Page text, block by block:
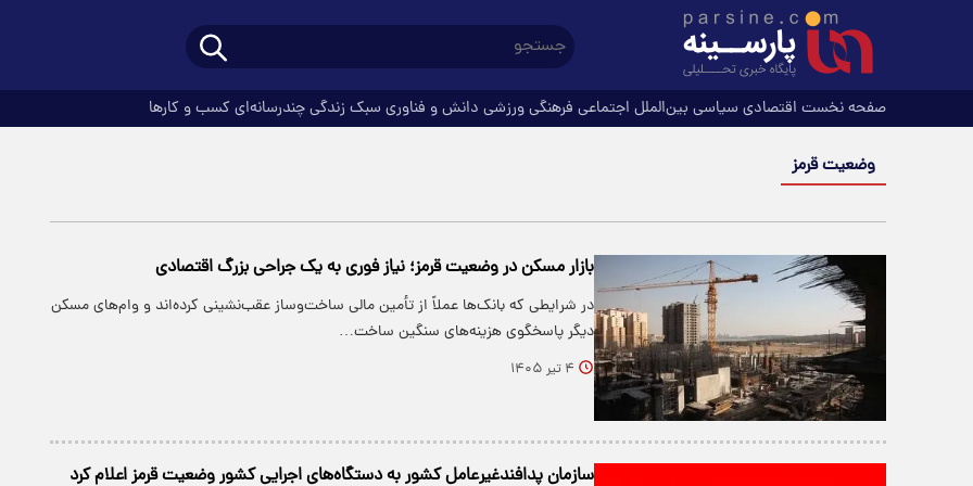
صفحه نخست اقتصادی سیاسی بین‌الملل اجتماعی فرهنگیورزشی دانش و فناوری سبک زندگیچندرسانه‌ای کسب و کارها
وضعیت قرمز
بازار مسکن در وضعیت قرمز؛ نیاز فوری به یک جراحی بزرگ اقتصادی
در شرایطی که بانک‌ها عملاً از تأمین مالی ساخت‌وساز عقب‌نشینی کرده‌اند و وام‌های مسکن
دیگر پاسخگوی هزینه‌های سنگین ساخت…
۴ تیر ۱۴۰۵
سازمان پدافندغیرعامل کشور به دستگاه‌های اجرایی کشور وضعیت قرمز اعلام کرد